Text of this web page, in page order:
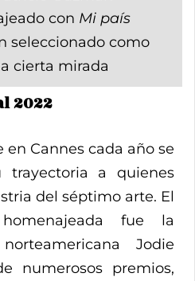
con Mi país
seleccionado como
cierta mirada
2022
Cannes cada año se
trayectoria a quienes
del séptimo arte. El
fue la
Jodie
numerosos premios,